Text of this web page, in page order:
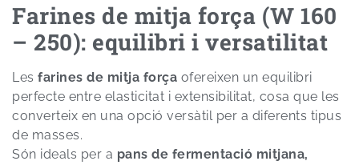
Farines de mitja força (W 160
– 250): equilibri i versatilitat
Les farines de mitja força ofereixen un equilibri
perfecte entre elasticitat i extensibilitat, cosa que les
converteix en una opció versàtil per a diferents tipus
de masses.
Són ideals per a pans de fermentació mitjana,